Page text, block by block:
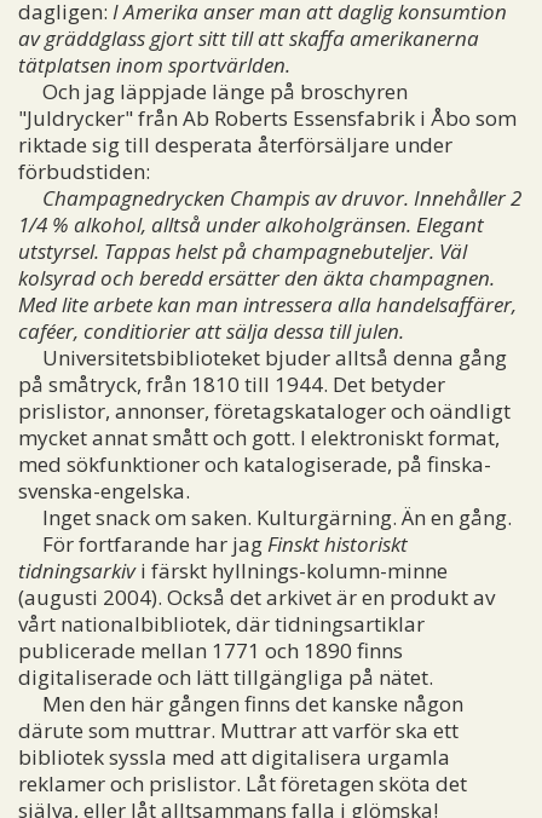
dagligen: I Amerika anser man att daglig konsumtion
av gräddglass gjort sitt till att skaffa amerikanerna
tätplatsen inom sportvärlden.
Och jag läppjade länge på broschyren
"Juldrycker" från Ab Roberts Essensfabrik i Åbo som
riktade sig till desperata återförsäljare under
förbudstiden:
Champagnedrycken Champis av druvor. Innehåller 2
1/4 % alkohol, alltså under alkoholgränsen. Elegant
utstyrsel. Tappas helst på champagnebuteljer. Väl
kolsyrad och beredd ersätter den äkta champagnen.
Med lite arbete kan man intressera alla handelsaffärer,
caféer, conditiorier att sälja dessa till julen.
Universitetsbiblioteket bjuder alltså denna gång
på småtryck, från 1810 till 1944. Det betyder
prislistor, annonser, företagskataloger och oändligt
mycket annat smått och gott. I elektroniskt format,
med sökfunktioner och katalogiserade, på finska-
svenska-engelska.
Inget snack om saken. Kulturgärning. Än en gång.
För fortfarande har jagFinskt historiskt
tidningsarkivi färskt hyllnings-kolumn-minne
(augusti 2004). Också det arkivet är en produkt av
vårt nationalbibliotek, där tidningsartiklar
publicerade mellan 1771 och 1890 finns
digitaliserade och lätt tillgängliga på nätet.
Men den här gången finns det kanske någon
därute som muttrar. Muttrar att varför ska ett
bibliotek syssla med att digitalisera urgamla
reklamer och prislistor. Låt företagen sköta det
själva, eller låt alltsammans falla i glömska!